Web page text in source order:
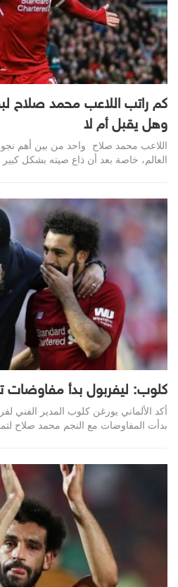
كم راتب اللاعب محمد صلاح
وهل يقبل أم لا
اللاعب محمد صلاح واحد من بين أهم
العالم، خاصة بعد أن ذاع صيته بشكل
كلوب: ليفربول بدأ
أكد الألماني يورغن كلوب المدير الفني
بدأت المفاوضات مع النجم محمد صلاح